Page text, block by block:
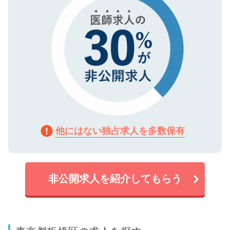
他にはない独占求人を多数保有
非公開求人を紹介してもらう